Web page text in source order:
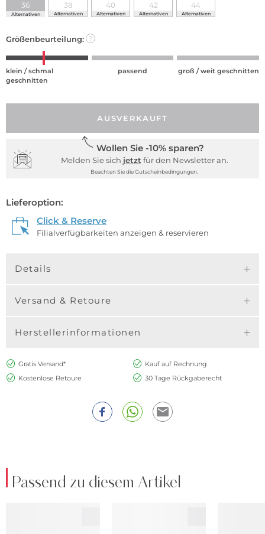
36
Alternativen
38
Alternativen
40
Alternativen
42
Alternativen
44
Alternativen
Größenbeurteilung: ?
klein / schmal
geschnitten
passend groß / weit geschnitten
AUSVERKAUFT
Wollen Sie -10% sparen?
Melden Sie sich jetzt für den Newsletter an.
Beachten Sie die Gutscheinbedingungen.
Lieferoption:
Click & Reserve
Filialverfügbarkeiten anzeigen & reservieren
Details
Versand & Retoure
Herstellerinformationen
Gratis Versand*
Kauf auf Rechnung
Kostenlose Retoure
30 Tage Rückgaberecht
Passend zu diesem Artikel